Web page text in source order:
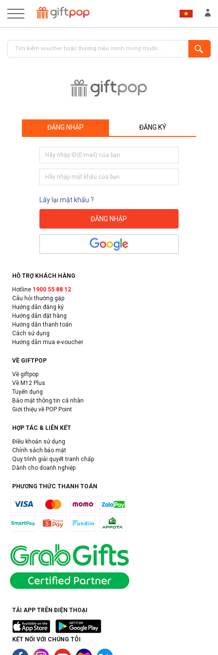
ĐĂNG NHẬP ĐĂNG KÝ
Lấy lại mật khẩu ?
HỖ TRỢ KHÁCH HÀNG
Hotline 1900 55 88 12
Câu hỏi thường gặp
Hướng dẫn đăng ký
Hướng dẫn đặt hàng
Hướng dẫn thanh toán
Cách sử dụng
Hướng dẫn mua e-voucher
VỀ GIFTPOP
Về giftpop
Về M12 Plus
Tuyển dụng
Bảo mật thông tin cá nhân
Giới thiệu về POP Point
HỢP TÁC & LIÊN KẾT
Điều khoản sử dụng
Chính sách bảo mật
Quy trình giải quyết tranh chấp
Dành cho doanh nghiệp
PHƯƠNG THỨC THANH TOÁN
TẢI APP TRÊN ĐIỆN THOẠI
KẾT NỐI VỚI CHÚNG TÔI